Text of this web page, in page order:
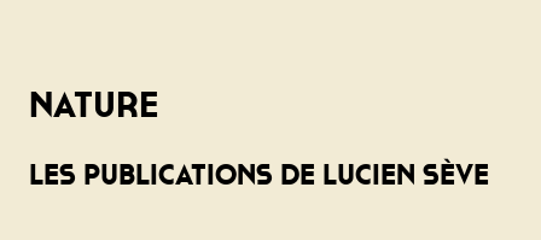
Nature
Les publications de Lucien Sève